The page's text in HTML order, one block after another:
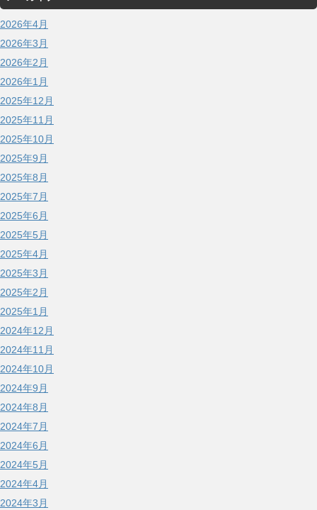
2026年4月
2026年3月
2026年2月
2026年1月
2025年12月
2025年11月
2025年10月
2025年9月
2025年8月
2025年7月
2025年6月
2025年5月
2025年4月
2025年3月
2025年2月
2025年1月
2024年12月
2024年11月
2024年10月
2024年9月
2024年8月
2024年7月
2024年6月
2024年5月
2024年4月
2024年3月